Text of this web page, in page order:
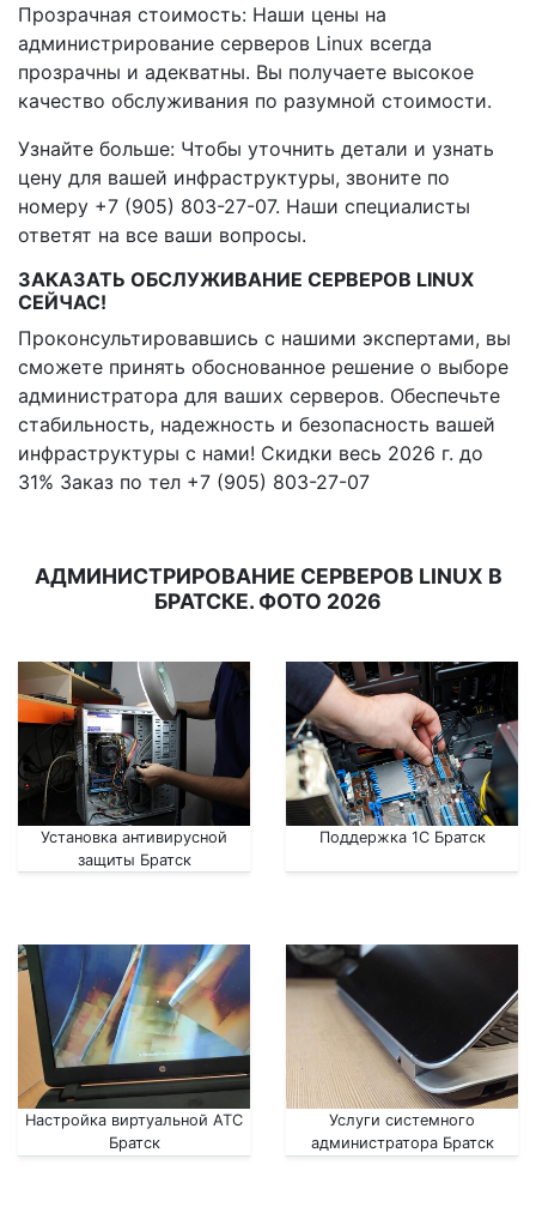
Прозрачная стоимость: Наши цены на
администрирование серверов Linux всегда
прозрачны и адекватны. Вы получаете высокое
качество обслуживания по разумной стоимости.
Узнайте больше: Чтобы уточнить детали и узнать
цену для вашей инфраструктуры, звоните по
номеру +7 (905) 803-27-07. Наши специалисты
ответят на все ваши вопросы.
ЗАКАЗАТЬ ОБСЛУЖИВАНИЕ СЕРВЕРОВ LINUX
СЕЙЧАС!
Проконсультировавшись с нашими экспертами, вы
сможете принять обоснованное решение о выборе
администратора для ваших серверов. Обеспечьте
стабильность, надежность и безопасность вашей
инфраструктуры с нами! Скидки весь 2026 г. до
31% Заказ по тел +7 (905) 803-27-07
АДМИНИСТРИРОВАНИЕ СЕРВЕРОВ LINUX В
БРАТСКЕ. ФОТО 2026
Установка антивирусной
защиты Братск
Поддержка 1С Братск
Настройка виртуальной АТС
Братск
Услуги системного
администратора Братск